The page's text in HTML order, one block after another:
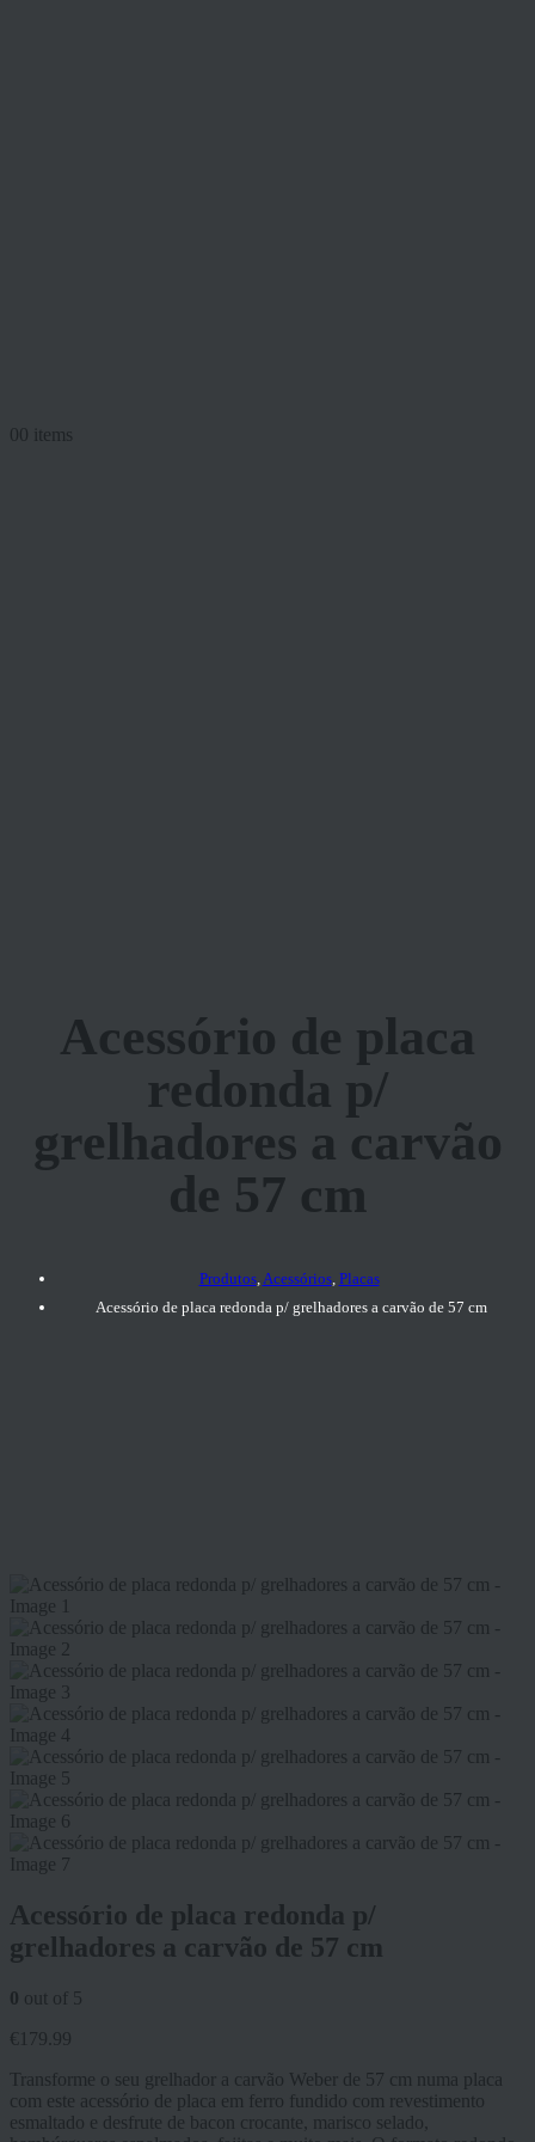
00 items
Acessório de placa
redonda p/
grelhadores a carvão
de 57 cm
Produtos,Acessórios, Placas
Acessório de placa redonda p/ grelhadores a carvão de 57 cm
Acessório de placa redonda p/
grelhadores a carvão de 57 cm
0 out of 5
€ 179.99
Transforme o seu grelhador a carvão Weber de 57 cm numa placa
com este acessório de placa em ferro fundido com revestimento
esmaltado e desfrute de bacon crocante, marisco selado,